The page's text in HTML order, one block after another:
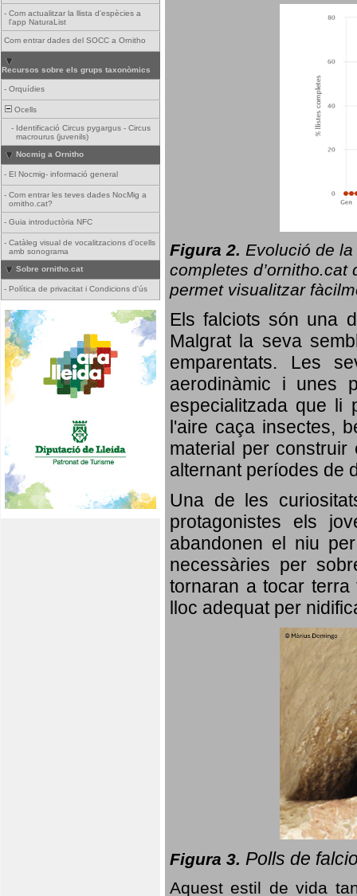
- Com actualitzar la llista d'espècies a
l'app NaturaList
Com entrar dades del SOCC a Ornitho
Recursos sobre els grups taxonòmics
- Orquídies
Ocells
- Identificació Circus pygargus - Circus
macrourus (juvenils)
Nocmig a Ornitho
- El Nocmig- informació general
- Com entrar les teves dades NocMig a
ornitho.cat?
- Guia introductòria NFC
- Catàleg visual de vocalitzacions d'ocells
amb sonograma
Sobre ornitho.cat
- Política de privacitat i Condicions d'ús
Figura 2. Evolució de la
completes d’ornitho.cat
permet visualitzar
Els falciots són una
Malgrat la seva
emparentats. Les
aerodinàmic i unes
especialitzada que li
l'aire caça insectes,
material per
alternant períodes de
Una de les
protagonistes els
abandonen el niu
necessàries per
tornaran a tocar
lloc adequat per
Figura 3. Polls de
Aquest estil de vida